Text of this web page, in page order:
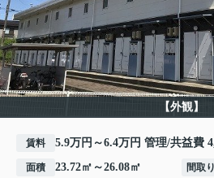
【外観】
賃料 5.9万円～6.4万円 管理/共益費
面積 23.72㎡～26.08㎡ 間取り